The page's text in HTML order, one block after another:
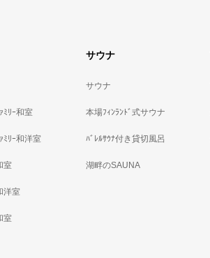
ﾐﾘｰ和室
ﾐﾘｰ和洋室
室
洋室
室
サウナ
サウナ
本場ﾌｨﾝﾗﾝﾄﾞ式サウナ
ﾊﾞﾚﾙｻｳﾅ付き貸切風呂
湖畔のSAUNA